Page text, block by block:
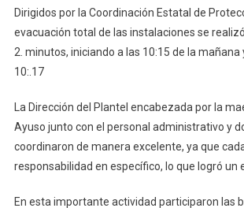
Dirigidos por la Coordinación Estatal de
evacuación total de las instalaciones se
2. minutos, iniciando a las 10:15 de la mañana
10:.17
La Dirección del Plantel encabezada por la
Ayuso junto con el personal administrativo y
coordinaron de manera excelente, ya que
responsabilidad en específico, lo que logró un
En esta importante actividad participaron las